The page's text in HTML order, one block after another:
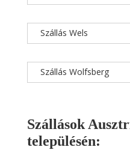
Szállás Wels
Szállás Wolfsberg
Szállások
településén: